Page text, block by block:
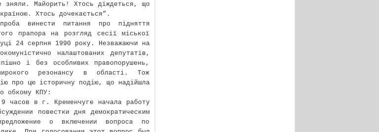
зняли. Майорить! Хтось діждеться, що
Хтось дочекається”.
винести питання про підняття
прапора на розгляд сесії міської
24 серпня 1990 року. Незважаючи на
налаштованих депутатів,
і без особливих правопорушень,
резонансу в області. Тож
про цю історичну подію, що надійшла
обкому КПУ:
часов в г. Кременчуге начала работу
повестки дня демократическим
о включении вопроса по